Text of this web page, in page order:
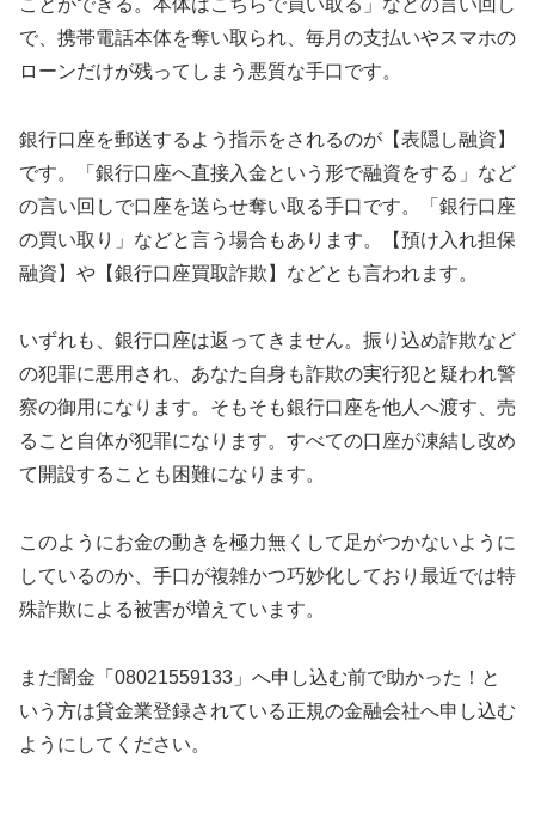
で、携帯電話本体を奪い取られ、毎月の支払いやスマホの
ローンだけが残ってしまう悪質な手口です。
銀行口座を郵送するよう指示をされるのが【表隠し融資】
です。「銀行口座へ直接入金という形で融資をする」など
の言い回しで口座を送らせ奪い取る手口です。「銀行口座
の買い取り」などと言う場合もあります。【預け入れ担保
融資】や【銀行口座買取詐欺】などとも言われます。
いずれも、銀行口座は返ってきません。振り込め詐欺など
の犯罪に悪用され、あなた自身も詐欺の実行犯と疑われ警
察の御用になります。そもそも銀行口座を他人へ渡す、売
ること自体が犯罪になります。すべての口座が凍結し改め
て開設することも困難になります。
このようにお金の動きを極力無くして足がつかないように
しているのか、手口が複雑かつ巧妙化しており最近では特
殊詐欺による被害が増えています。
まだ闇金「08021559133」へ申し込む前で助かった！と
いう方は貸金業登録されている正規の金融会社へ申し込む
ようにしてください。